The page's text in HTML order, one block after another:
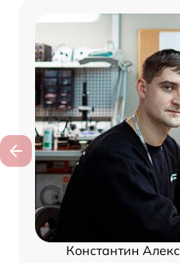
Константин